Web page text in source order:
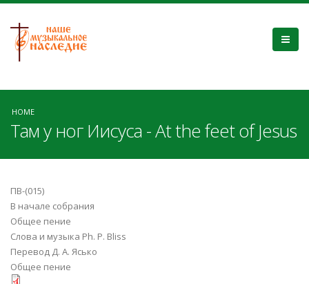
HOME
Там у ног Иисуса - At the feet of Jesus
ПВ-(015)
В начале собрания
Общее пение
Слова и музыка Ph. P. Bliss
Перевод Д. А. Ясько
Общее пение